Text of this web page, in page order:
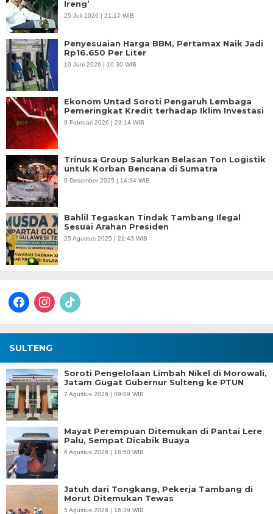
Ireng’
25 Juli 2026 | 21:17 WIB
Penyesuaian Harga BBM, Pertamax Naik Jadi
Rp16.650 Per Liter
10 Juni 2026 | 10:30 WIB
Ekonom Untad Soroti Pengaruh Lembaga
Pemeringkat Kredit terhadap Iklim Investasi
9 Februari 2026 | 23:14 WIB
Trinusa Group Salurkan Belasan Ton Logistik
untuk Korban Bencana di Sumatra
6 Desember 2025 | 14:34 WIB
Bahlil Tegaskan Tindak Tambang Ilegal
Sesuai Arahan Presiden
25 Agustus 2025 | 21:43 WIB
facebookinstagram
tiktok
SULTENG
Soroti Pengelolaan Limbah Nikel di Morowali,
Jatam Gugat Gubernur Sulteng ke PTUN
7 Agustus 2026 | 09:09 WIB
Mayat Perempuan Ditemukan di Pantai Lere
Palu, Sempat Dicabik Buaya
6 Agustus 2026 | 18:50 WIB
Jatuh dari Tongkang, Pekerja Tambang di
Morut Ditemukan Tewas
5 Agustus 2026 | 16:39 WIB